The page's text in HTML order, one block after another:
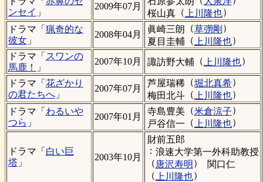
ンセイ 」
2009年07月
桜山真 （ 上川隆也）
ドラマ「 猟奇的な
彼女」
2008年04月
眞崎三朗 （草彅剛 ）
夏目圭輔（ 上川隆也）
ドラマ「 スワンの
馬鹿！
」
2007年10月 諏訪野大輔（ 上川隆也）
ドラマ「 花ざかり
の君たちへ」
2007年07月
芦屋瑞稀（堀北真希）
梅田北斗（ 上川隆也）
ドラマ「 わるいや
つら 」
2007年01月
寺島豊美 （米倉涼子）
戸谷信一 （ 上川隆也）
ドラマ「 白い巨
塔」
2003年10月
財前五郎
： 浪速大学第一外科助教授
（ 唐沢寿明 ）
関口仁
（ 上川隆也）